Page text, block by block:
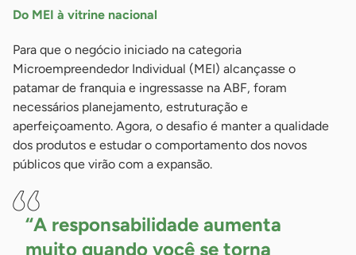
Do MEI à vitrine nacional
Para que o negócio iniciado na categoria
Microempreendedor Individual (MEI) alcançasse o
patamar de franquia e ingressasse na ABF, foram
necessários planejamento, estruturação e
aperfeiçoamento. Agora, o desafio é manter a qualidade
dos produtos e estudar o comportamento dos novos
públicos que virão com a expansão.
“A responsabilidade aumenta
muito quando você se torna